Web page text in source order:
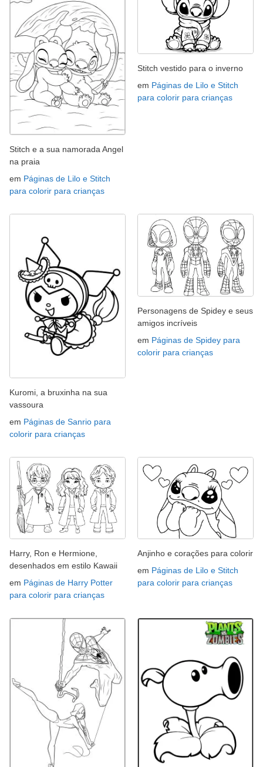
Stitch e a sua namorada Angel
na praia
em Páginas de Lilo e Stitch
para colorir para crianças
Stitch vestido para o inverno
em Páginas de Lilo e Stitch
para colorir para crianças
Kuromi, a bruxinha na sua
vassoura
em Páginas de Sanrio para
colorir para crianças
Personagens de Spidey e seus
amigos incríveis
em Páginas de Spidey para
colorir para crianças
Harry, Ron e Hermione,
desenhados em estilo Kawaii
em Páginas de Harry Potter
para colorir para crianças
Anjinho e corações para colorir
em Páginas de Lilo e Stitch
para colorir para crianças